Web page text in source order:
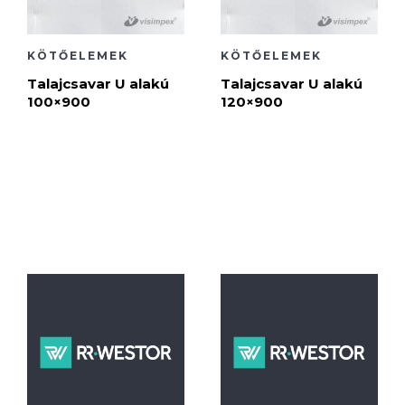
KÖTŐELEMEK
Talajcsavar U alakú
100×900
KÖTŐELEMEK
Talajcsavar U alakú
120×900